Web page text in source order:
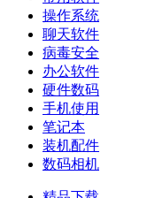
操作系统
聊天软件
病毒安全
办公软件
硬件数码
手机使用
笔记本
装机配件
数码相机